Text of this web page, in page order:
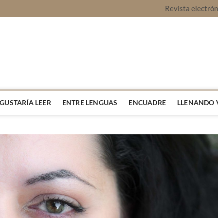
Revista
LEER ENTRE LENGUAS ENCUADRE LLENANDO